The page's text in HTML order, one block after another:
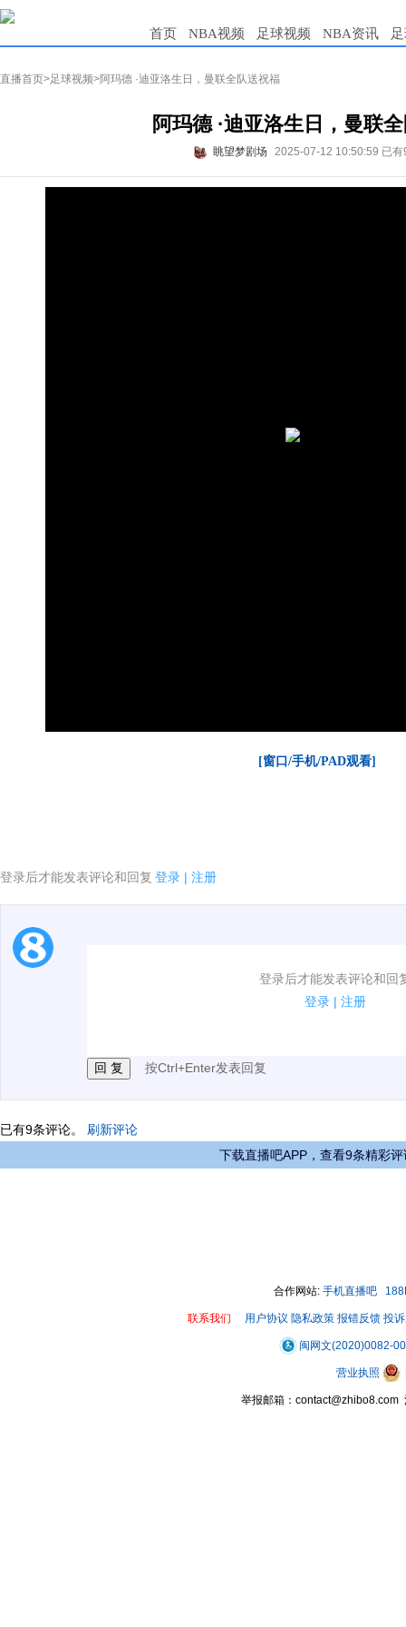
首页 NBA视频 足球视频 NBA资讯
直播首页>足球视频>阿玛德 ·迪亚洛生日，曼联全队送祝福
阿玛德 ·迪亚洛生日，曼联
眺望梦剧场 2025-07-12 10:50:59 已有
[窗口/手机/PAD观看]
登录后才能发表评论和回复 登录 | 注册
登录后才能发表评论和回
登录 | 注册
1.电脑端新用户可以发表评论了！
按Ctrl+Enter发表回复
已有9条评论。 刷新评论
下载直播吧APP，查看9条精彩评
合作网站: 手机直播吧
联系我们 用户协议 隐私政策 报错反馈 投
闽网文(2020)0082-
营业执照
举报邮箱：